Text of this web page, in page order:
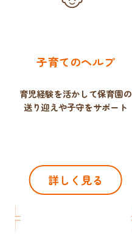
子育てのヘルプ
育児経験を活かして保育園の
送り迎えや子守をサポート
詳しく見る